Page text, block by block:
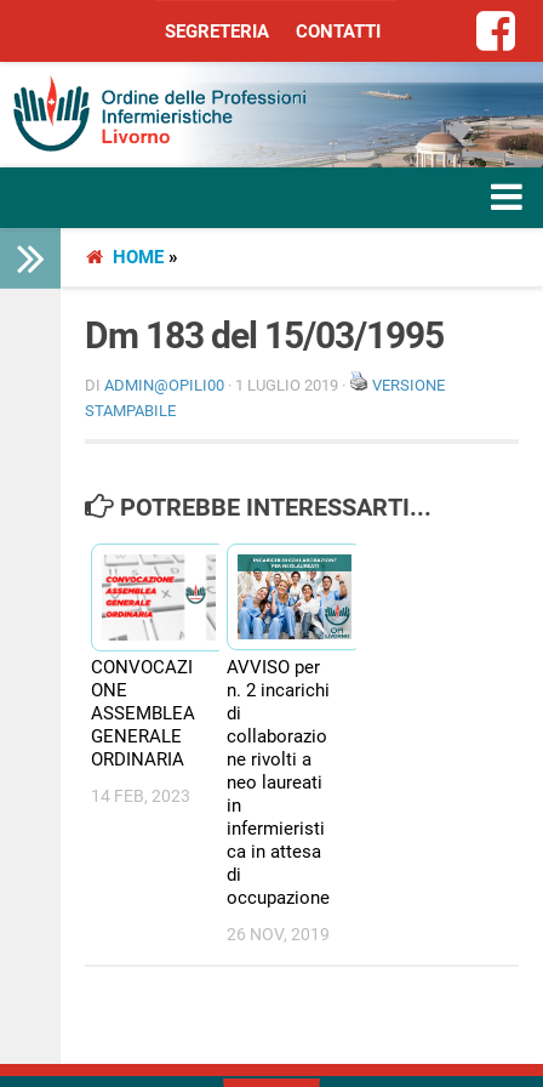
SEGRETERIA CONTATTI
SEGRETERIA CONTATTI
HOME
LIBERA PROFESSIONE
PER IL CITTADINO
FORMAZIONE
CONCORSI
HOME»
Dm 183 del 15/03/1995
DI ADMIN@OPILI00 · 1 LUGLIO 2019 ·
VERSIONE
STAMPABILE
POTREBBE INTERESSARTI...
CONVOCAZI
ONE
ASSEMBLEA
GENERALE
ORDINARIA
14 FEB, 2023
AVVISO per
n. 2 incarichi
di
collaborazio
ne rivolti a
neo laureati
in
infermieristi
ca in attesa
di
occupazione
26 NOV, 2019